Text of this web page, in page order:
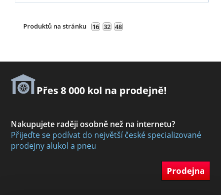
Produktů na stránku 16 32 48
Přes 8 000 kol na prodejně!
Nakupujete raději osobně než na internetu?
Přijeďte se podívat do největší české specializované
prodejny alukol a pneu
Prodejna